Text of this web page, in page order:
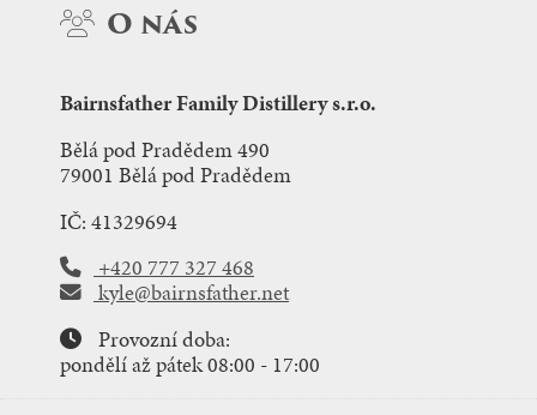
O nás
Bairnsfather Family Distillery s.r.o.
Bělá pod Pradědem 490
79001 Bělá pod Pradědem
IČ: 41329694
+420 777 327 468
kyle@bairnsfather.net
Provozní doba:
pondělí až pátek 08:00 - 17:00